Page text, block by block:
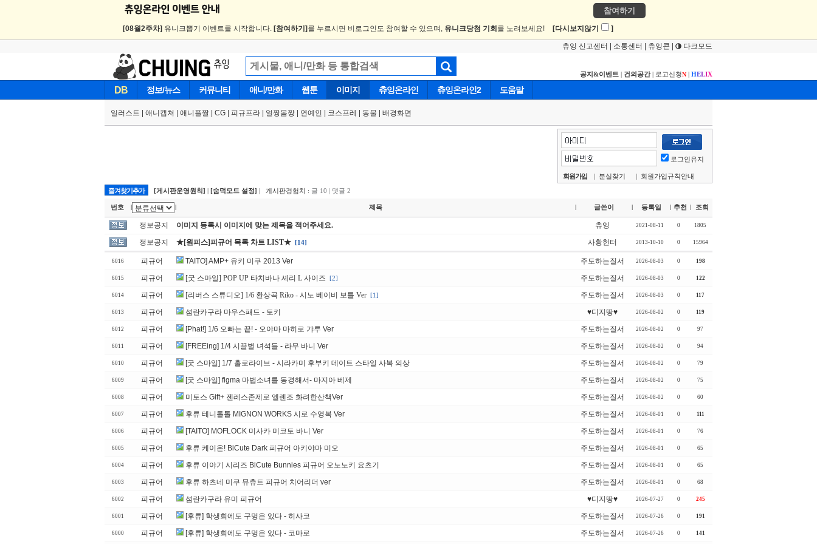
참여하기
[08월2주차] 유니크뽑기 이벤트를 시작합니다. [참여하기] 를 누르시면 비로그인도 참여할 수 있으며, 유니크당첨 기회 를 노려보세요! [다시보지않기 ]
츄잉 신고센터 소통센터 츄잉콘 다크모드
공지&이벤트 | 건의공간| 로고신청N | HELIX
DB 정보/뉴스 커뮤니티 애니/만화 웹툰 이미지 츄잉온라인 츄잉온라인2 도움말
일러스트 애니캡쳐 애니플짤 CG 피규프라 얼짱몸짱 연예인 코스프레 동물 배경화면
로그인유지
회원가입 | 분실찾기 | 회원가입규칙안내
즐겨찾기추가
[게시판운영원칙] | [숨덕모드 설정] | 게시판경험치 : 글 10 | 댓글 2
번호 제목 글쓴이 등록일 추천 조회
정보공지 이미지 등록시 이미지에 맞는 제목을 적어주세요. 츄잉 2021-08-11 0 1805
정보공지 ★[원피스]피규어 목록 차트 LIST★ [14] 사황헌터 2013-10-10 0 15964
6016 피규어 TAITO] AMP+ 유키 미쿠 2013 Ver 주도하는질서 2026-08-03 0 198
6015 피규어 [굿 스마일] POP UP 타치바나 셰리 L 사이즈 [2] 주도하는질서 2026-08-03 0 122
6014 피규어 [리버스 스튜디오] 1/6 환상곡 Riko - 시노 베이비 보틀 Ver [1] 주도하는질서 2026-08-03 0 117
6013 피규어 섬란카구라 마우스패드 - 토키 ♥디지땅♥ 2026-08-02 0 119
6012 피규어 [Phat!] 1/6 오빠는 끝! - 오야마 마히로 갸루 Ver 주도하는질서 2026-08-02 0 97
6011 피규어 [FREEing] 1/4 시끌별 녀석들 - 라무 바니 Ver 주도하는질서 2026-08-02 0 94
6010 피규어 [굿 스마일] 1/7 홀로라이브 - 시라카미 후부키 데이트 스타일 사복 의상 주도하는질서 2026-08-02 0 79
6009 피규어 [굿 스마일] figma 마법소녀를 동경해서- 마지아 베제 주도하는질서 2026-08-02 0 75
6008 피규어 미토스 Gift+ 젠레스존제로 엘렌조 화려한산책Ver 주도하는질서 2026-08-02 0 60
6007 피규어 후류 테니톨톨 MIGNON WORKS 시로 수영복 Ver 주도하는질서 2026-08-01 0 111
6006 피규어 [TAITO] MOFLOCK 미사카 미코토 바니 Ver 주도하는질서 2026-08-01 0 76
6005 피규어 후류 케이온! BiCute Dark 피규어 아키야마 미오 주도하는질서 2026-08-01 0 65
6004 피규어 후류 이야기 시리즈 BiCute Bunnies 피규어 오노노키 요츠기 주도하는질서 2026-08-01 0 65
6003 피규어 후류 하츠네 미쿠 뮤츄트 피규어 치어리더 ver 주도하는질서 2026-08-01 0 68
6002 피규어 섬란카구라 유미 피규어 ♥디지땅♥ 2026-07-27 0 245
6001 피규어 [후류] 학생회에도 구멍은 있다 - 히사코 주도하는질서 2026-07-26 0 191
6000 피규어 [후류] 학생회에도 구멍은 있다 - 코마로 주도하는질서 2026-07-26 0 141